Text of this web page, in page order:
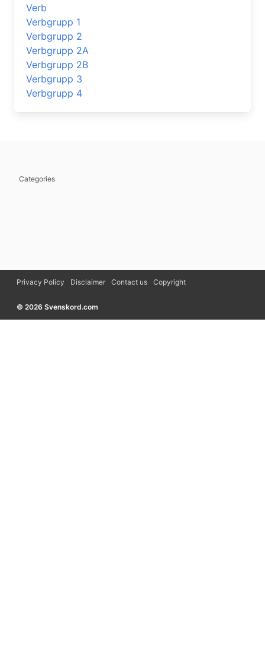
Verb
Verbgrupp 1
Verbgrupp 2
Verbgrupp 2A
Verbgrupp 2B
Verbgrupp 3
Verbgrupp 4
Categories
Privacy Policy Disclaimer Contact us Copyright
© 2026 Svenskord.com